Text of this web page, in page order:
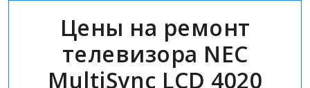
Цены на ремонт
телевизора NEC
MultiSync LCD 4020